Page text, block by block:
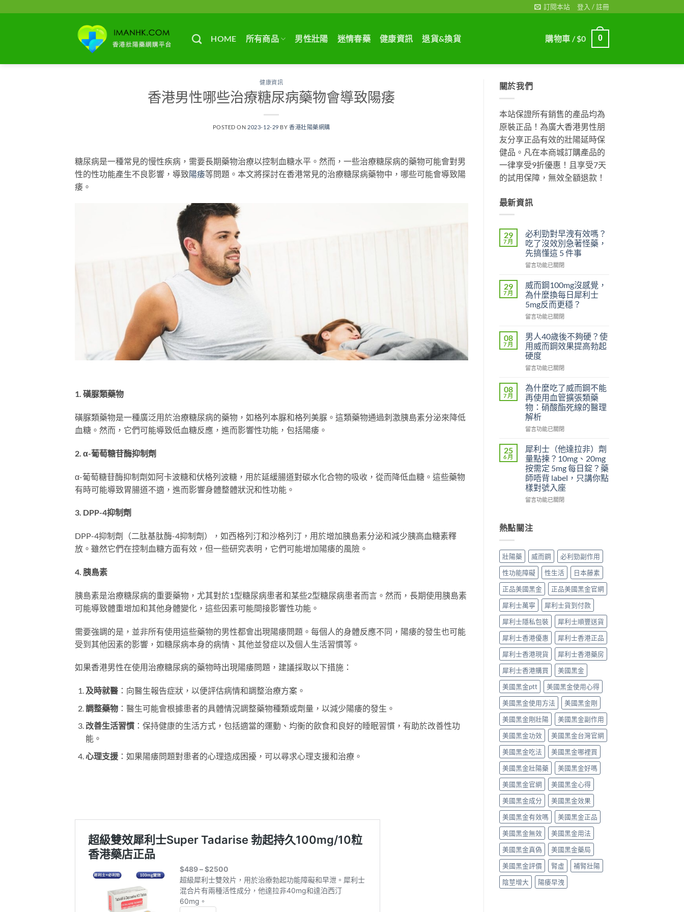
訂閱本站 登入 / 註冊
HOME 所有商品 男性壯陽 迷情春藥 健康資訊 退貨&換貨 購物車 /$0 0
健康資訊
香港男性哪些治療糖尿病藥物會導致陽痿
POSTED ON 2023-12-29 BY香港壯陽藥網購
糖尿病是一種常見的慢性疾病，需要長期藥物治療以控制血糖水平。然而，一些治療糖尿病的藥物可能會對男
性的性功能產生不良影響，導致陽痿等問題。本文將探討在香港常見的治療糖尿病藥物中，哪些可能會導致陽
痿。
1. 磺脲類藥物
磺脲類藥物是一種廣泛用於治療糖尿病的藥物，如格列本脲和格列美脲。這類藥物通過刺激胰島素分泌來降低
血糖。然而，它們可能導致低血糖反應，進而影響性功能，包括陽痿。
2. α-葡萄糖苷酶抑制劑
α-葡萄糖苷酶抑制劑如阿卡波糖和伏格列波糖，用於延緩腸道對碳水化合物的吸收，從而降低血糖。這些藥物
有時可能導致胃腸道不適，進而影響身體整體狀況和性功能。
3. DPP-4抑制劑
DPP-4抑制劑（二肽基肽酶-4抑制劑），如西格列汀和沙格列汀，用於增加胰島素分泌和減少胰高血糖素釋
放。雖然它們在控制血糖方面有效，但一些研究表明，它們可能增加陽痿的風險。
4. 胰島素
胰島素是治療糖尿病的重要藥物，尤其對於1型糖尿病患者和某些2型糖尿病患者而言。然而，長期使用胰島素
可能導致體重增加和其他身體變化，這些因素可能間接影響性功能。
需要強調的是，並非所有使用這些藥物的男性都會出現陽痿問題。每個人的身體反應不同，陽痿的發生也可能
受到其他因素的影響，如糖尿病本身的病情、其他並發症以及個人生活習慣等。
如果香港男性在使用治療糖尿病的藥物時出現陽痿問題，建議採取以下措施：
及時就醫：向醫生報告症狀，以便評估病情和調整治療方案。
調整藥物：醫生可能會根據患者的具體情況調整藥物種類或劑量，以減少陽痿的發生。
改善生活習慣：保持健康的生活方式，包括適當的運動、均衡的飲食和良好的睡眠習慣，有助於改善性功
能。
心理支援：如果陽痿問題對患者的心理造成困擾，可以尋求心理支援和治療。
關於我們
本站保證所有銷售的產品均為
原裝正品！為廣大香港男性朋
友分享正品有效的壯陽延時保
健品。凡在本商城訂購產品的
一律享受9折優惠！且享受7天
的試用保障，無效全額退款！
最新資訊
29
7 月
必利勁對早洩有效嗎？
吃了沒效別急著怪藥，
先搞懂這 5 件事
在
利
勁
對
早
洩
效
嗎？
吃
了
沒
別
急
著
怪
藥，
先
懂
這
5
件
事〉
中
留言功能已關閉
29
7 月
威而鋼100mg沒感覺，
為什麼換每日犀利士
5mg反而更穩？
在
而
鋼
100mg
沒
感
為
什
麼
換
每
日
利
士
5mg
反
而
更
穩？〉
留言功能已關閉
08
7 月
男人40歲後不夠硬？使
用威而鋼效果提高勃起
硬度
在
人
40
歲
後
不
夠
使
用
威
而
鋼
效
果
勃
起
度〉
留言功能已關閉
08
7 月
為什麼吃了威而鋼不能
再使用血管擴張類藥
物：硝酸酯死線的醫理
解析
在
什
麼
吃
了
威
而
鋼
再
使
血
擴
張
類
藥
物：
硝
酸
酯
死
線
的
醫
理
解
析〉
中
留言功能已關閉
25
6 月
犀利士（他達拉非）劑
量點揀？10mg、20mg
按需定 5mg 每日錠？藥
師唔背 label，只講你點
樣對號入座
在
士
（他
拉
非）
劑
量
點
揀？
10mg、
20mg
按
需
定
5mg
每
日
錠？
藥
師
唔
背
label，
只
講
你
點
樣
對
號
入
座〉
中
留言功能已關閉
熱點關注
壯陽藥 威而鋼
必利勁副作用
性功能障礙
性生活
日本藤素
正品美國黑金
正品美國黑金官網
犀利士萬寧
犀利士貨到付款
犀利士隱私包裝
犀利士順豐送貨
犀利士香港優惠
犀利士香港正品
犀利士香港現貨
犀利士香港藥房
犀利士香港購買
美國黑金
美國黑金ptt
美國黑金使用心得
美國黑金使用方法
美國黑金剛
美國黑金剛壯陽
美國黑金副作用
美國黑金功效
美國黑金台灣官網
美國黑金吃法
美國黑金哪裡買
美國黑金壯陽藥
美國黑金好嗎
美國黑金官網
美國黑金心得
美國黑金成分
美國黑金效果
美國黑金有效嗎
美國黑金正品
美國黑金無效
美國黑金用法
美國黑金真偽
美國黑金藥局
美國黑金評價
腎虛
補腎壯陽
陰莖增大
陽痿早洩